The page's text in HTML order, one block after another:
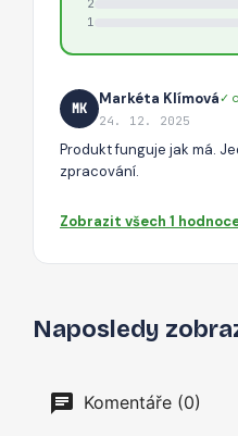
2
1
MK
Markéta Klímová✓
24. 12. 2025
Produkt funguje jak má.
zpracování.
Zobrazit všech 1
Naposledy
Komentáře (0)